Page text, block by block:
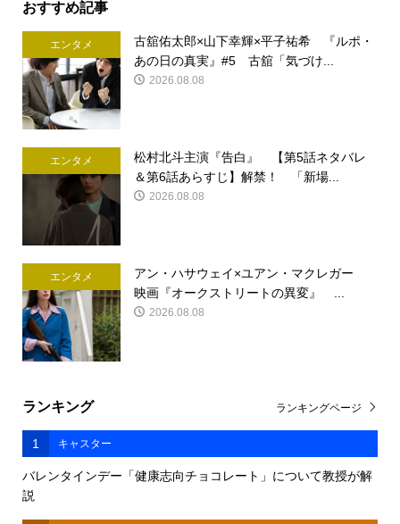
おすすめ記事
エンタメ
古舘佑太郎×山下幸輝×平子祐希 『ルポ・
あの日の真実』#5 古舘「気づけ...
2026.08.08
エンタメ
松村北斗主演『告白』 【第5話ネタバレ
＆第6話あらすじ】解禁！ 「新場...
2026.08.08
エンタメ
アン・ハサウェイ×ユアン・マクレガー
映画『オークストリートの異変』 ...
2026.08.08
ランキング
1 キャスター
バレンタインデー「健康志向チョコレート」について教授が解
説
ランキングページ